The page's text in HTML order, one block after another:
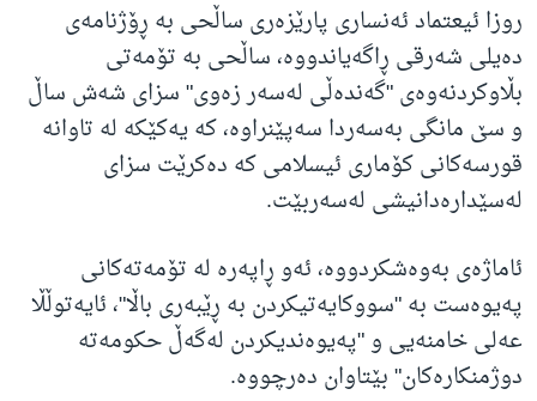
روزا ئیعتماد ئەنساری پارێزەری ساڵحی بە ڕۆژنامەی
دەیلی شەرقی ڕاگەیاندووە، ساڵحی بە تۆمەتی
بڵاوکردنەوەی "گەندەڵی لەسەر زەوی" سزای شەش ساڵ
و سێ مانگی بەسەردا سەپێنراوە، کە یەکێکە لە تاوانە
قورسەکانی کۆماری ئیسلامی کە دەکرێت سزای
لەسێدارەدانیشی لەسەربێت.
ئاماژەی بەوەشکردووە، ئەو ڕاپەرە لە تۆمەتەکانی
پەیوەست بە "سووکایەتیکردن بە ڕێبەری باڵا"، ئایەتوڵڵا
عەلی خامنەیی و "پەیوەندیکردن لەگەڵ حکومەتە
دوژمنکارەکان" بێتاوان دەرچووە.